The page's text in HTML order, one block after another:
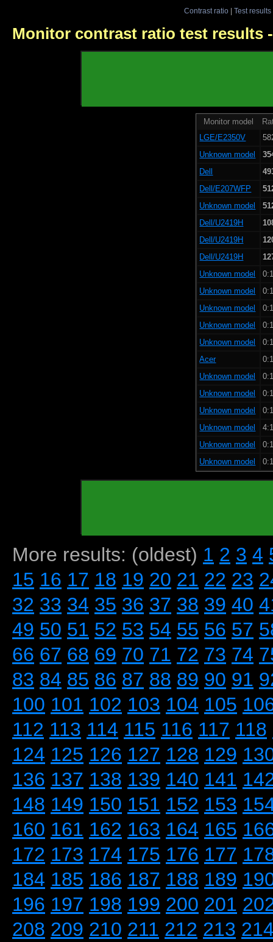
Contrast ratio| Test results
Monitor contrast ratio test results
Monitor model
LGE/E2350V
Unknown model
Dell
Dell/E207WFP
Unknown model
Dell/U2419H
Dell/U2419H
Dell/U2419H
Unknown model
Unknown model
Unknown model
Unknown model
Unknown model
Acer
Unknown model
Unknown model
Unknown model
Unknown model
Unknown model
Unknown model
More results: (oldest) 1 2 3 4
15 16 17 18 19 20 21 22 23
32 33 34 35 36 37 38 39 40
49 50 51 52 53 54 55 56 57
66 67 68 69 70 71 72 73 74
83 84 85 86 87 88 89 90 91
100 101 102 103 104 105
112 113 114 115 116 117 118
124 125 126 127 128 129
136 137 138 139 140 141
148 149 150 151 152 153
160 161 162 163 164 165
172 173 174 175 176 177
184 185 186 187 188 189
196 197 198 199 200 201
208 209 210 211 212 213